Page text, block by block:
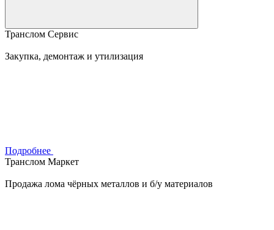
Транслом Сервис
Закупка, демонтаж и утилизация
Подробнее
Транслом Маркет
Продажа лома чёрных металлов и б/у материалов